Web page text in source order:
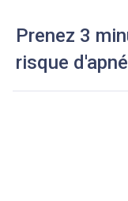
Prenez 3
risque